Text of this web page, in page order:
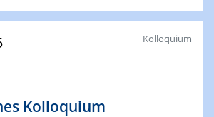
Seminar Series on 2D-
Kolloquium
Kolloquium